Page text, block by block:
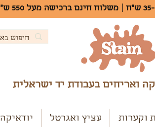
ואריחים בעבודת יד ישראלית
וקערות עציץ ואגרטל יודאיקה